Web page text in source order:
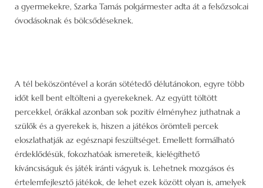
a gyermekekre, Szarka Tamás polgármester adta át a felsőzsolcai
óvodásoknak és bölcsődéseknek.
A tél beköszöntével a korán sötétedő délutánokon, egyre több
időt kell bent eltölteni a gyerekeknek. Az együtt töltött
percekkel, órákkal azonban sok pozitív élményhez juthatnak a
szülők és a gyerekek is, hiszen a játékos örömteli percek
eloszlathatják az egésznapi feszültséget. Emellett formálható
érdeklődésük, fokozhatóak ismereteik, kielégíthető
kíváncsiságuk és játék iránti vágyuk is. Lehetnek mozgásos és
értelemfejlesztő játékok, de lehet ezek között olyan is, amelyek